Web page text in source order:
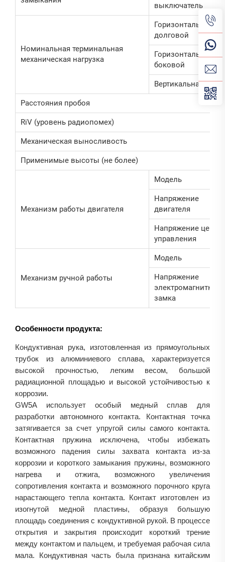
выключатель
Номинальная терминальная
механическая нагрузка
Горизонтально-
долговой
Горизонтально-
боковой
Вертикальная сила
Расстояния пробоя
RiV (уровень радиопомех)
Механическая выносливость
Применимые высоты (не более)
Механизм работы двигателя
Модель
Напряжение
двигателя
Напряжение цепи
управления
Механизм ручной работы
Модель
Напряжение
электромагнитного
замка
Особенности продукта:
Кондуктивная рука, изготовленная из прямоугольных
трубок из алюминиевого сплава, характеризуется
высокой прочностью, легким весом, большой
радиационной площадью и высокой устойчивостью к
коррозии.
GW5A использует особый медный сплав для
разработки автономного контакта. Контактная точка
затягивается за счет упругой силы самого контакта.
Контактная пружина исключена, чтобы избежать
возможного падения силы захвата контакта из-за
коррозии и короткого замыкания пружины, возможного
нагрева и отжига, возможного увеличения
сопротивления контакта и возможного порочного круга
нарастающего тепла контакта. Контакт изготовлен из
изогнутой медной пластины, образуя большую
площадь соединения с кондуктивной рукой. В процессе
открытия и закрытия происходит короткий трение
между контактом и пальцем, и требуемая рабочая сила
мала. Кондуктивная часть была признана китайским